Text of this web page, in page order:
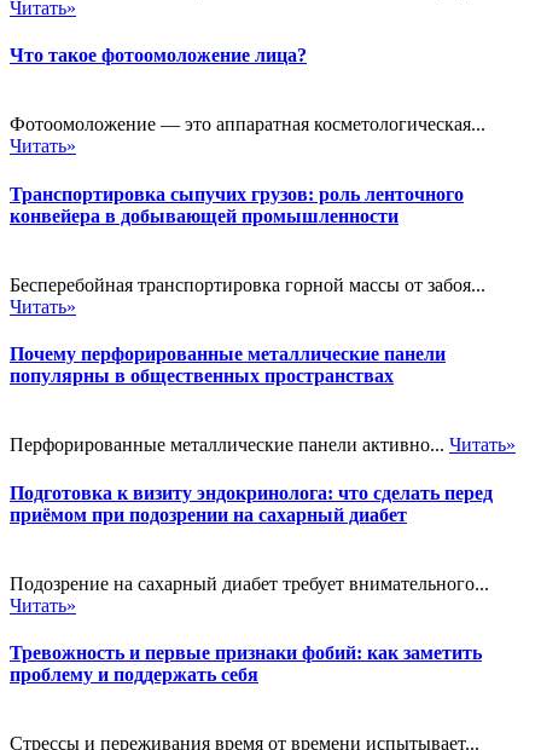
Читать»
Что такое фотоомоложение лица?
Фотоомоложение — это аппаратная косметологическая...
Читать»
Транспортировка сыпучих грузов: роль ленточного
конвейера в добывающей промышленности
Бесперебойная транспортировка горной массы от забоя...
Читать»
Почему перфорированные металлические панели
популярны в общественных пространствах
Перфорированные металлические панели активно... Читать»
Подготовка к визиту эндокринолога: что сделать перед
приёмом при подозрении на сахарный диабет
Подозрение на сахарный диабет требует внимательного...
Читать»
Тревожность и первые признаки фобий: как заметить
проблему и поддержать себя
Стрессы и переживания время от времени испытывает...